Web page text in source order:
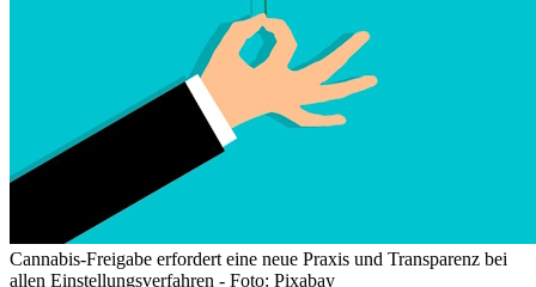
Cannabis-Freigabe erfordert eine neue Praxis und Transparenz bei
allen Einstellungsverfahren - Foto: Pixabay